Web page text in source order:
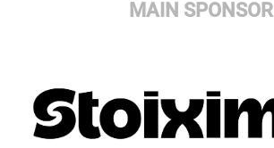
MAIN SPONSOR